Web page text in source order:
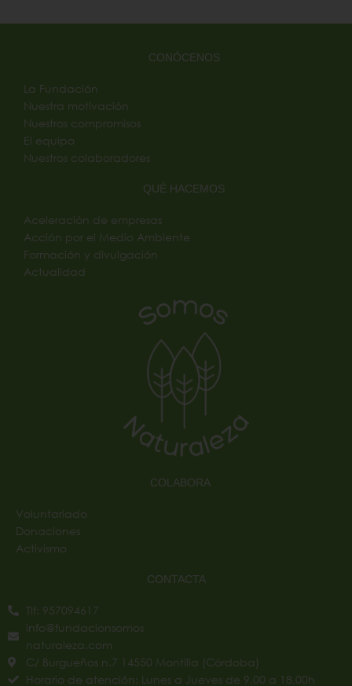
CONÓCENOS
La Fundación
Nuestra motivación
Nuestros compromisos
El equipo
Nuestros colaboradores
QUÉ HACEMOS
Aceleración de empresas
Acción por el Medio Ambiente
Formación y divulgación
Actualidad
COLABORA
Voluntariado
Donaciones
Activismo
CONTACTA
Tlf: 957094617
info@fundacionsomos
naturaleza.com
C/ Burgueños n.7 14550 Montilla (Córdoba)
Horario de atención: Lunes a Jueves de 9,00 a 18,00h